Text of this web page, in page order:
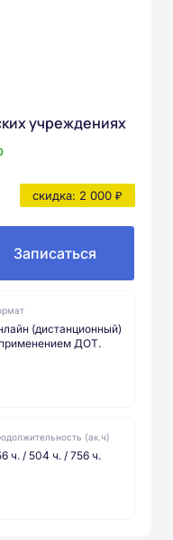
учреждениях
скидка: 2 000 ₽
Записаться
(дистанционный)
ДОТ.
(ак.ч)
ч. / 504 ч. / 756 ч.